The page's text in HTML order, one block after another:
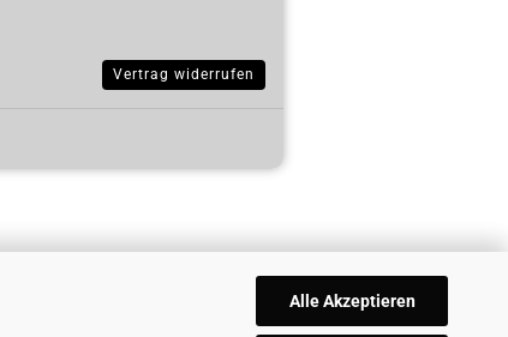
Alle Akzeptieren
Vertrag widerrufen